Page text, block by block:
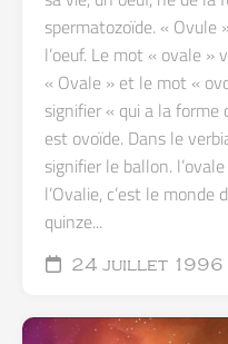
spermatozoïde. « Ovule
l’oeuf. Le mot « ovale
« Ovale » et le mot «
signifier « qui a la forme
est ovoïde. Dans le
signifier le ballon.
l’Ovalie, c’est le monde
quinze...
24 juillet 1996